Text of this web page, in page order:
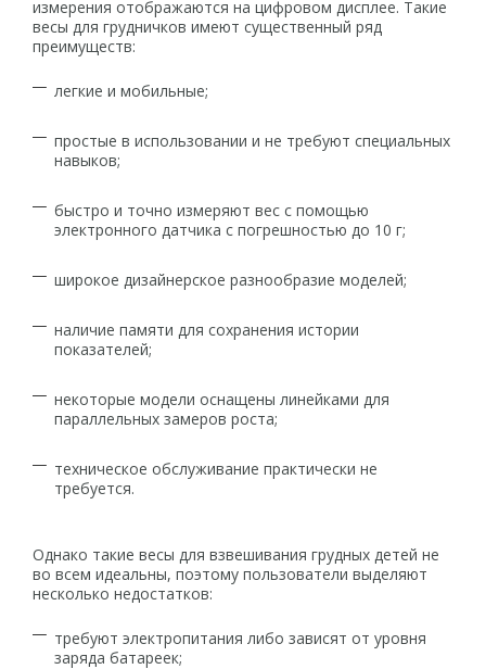
измерения отображаются на цифровом дисплее. Такие
весы для грудничков имеют существенный ряд
преимуществ:
легкие и мобильные;
простые в использовании и не требуют специальных
навыков;
быстро и точно измеряют вес с помощью
электронного датчика с погрешностью до 10 г;
широкое дизайнерское разнообразие моделей;
наличие памяти для сохранения истории
показателей;
некоторые модели оснащены линейками для
параллельных замеров роста;
техническое обслуживание практически не
требуется.
Однако такие весы для взвешивания грудных детей не
во всем идеальны, поэтому пользователи выделяют
несколько недостатков:
требуют электропитания либо зависят от уровня
заряда батареек;